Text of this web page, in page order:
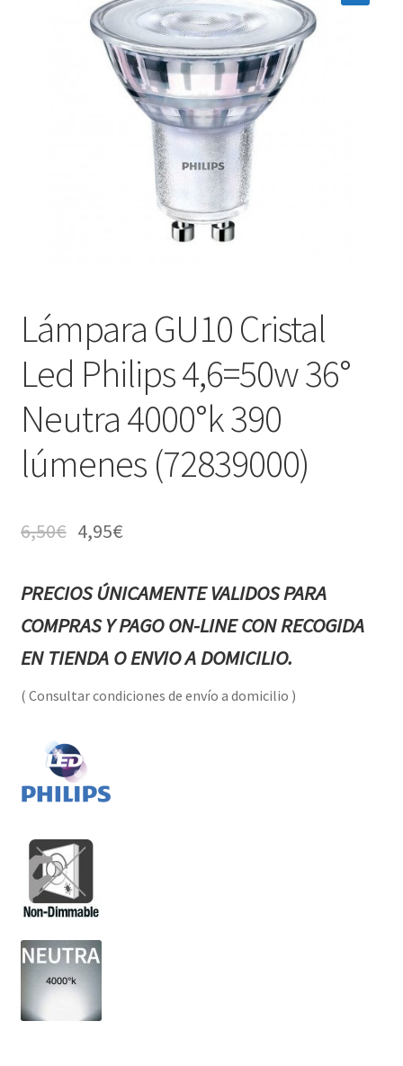
Contacta con nosotros
Lámpara GU10 Cristal
Led Philips 4,6=50w 36°
Neutra 4000°k 390
lúmenes (72839000)
6,50€ 4,95€
PRECIOS ÚNICAMENTE VALIDOS PARA
COMPRAS Y PAGO ON-LINE CON RECOGIDA
EN TIENDA O ENVIO A DOMICILIO.
( Consultar condiciones de envío a domicilio )